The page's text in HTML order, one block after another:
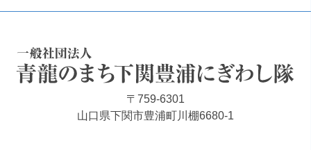
〒759-6301
山口県下関市豊浦町川棚6680-1